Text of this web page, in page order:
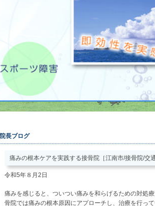
院長ブログ
痛みの根本ケアを実践する接骨院［江南市/接骨院/交
令和5年８月2日
痛みを感じると、ついつい痛みを和らげるための対処
骨院では痛みの根本原因にアプローチし、治療を行っ